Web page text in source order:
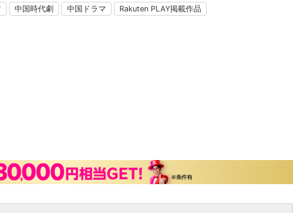
中国時代劇 中国ドラマ Rakuten PLAY掲載作品